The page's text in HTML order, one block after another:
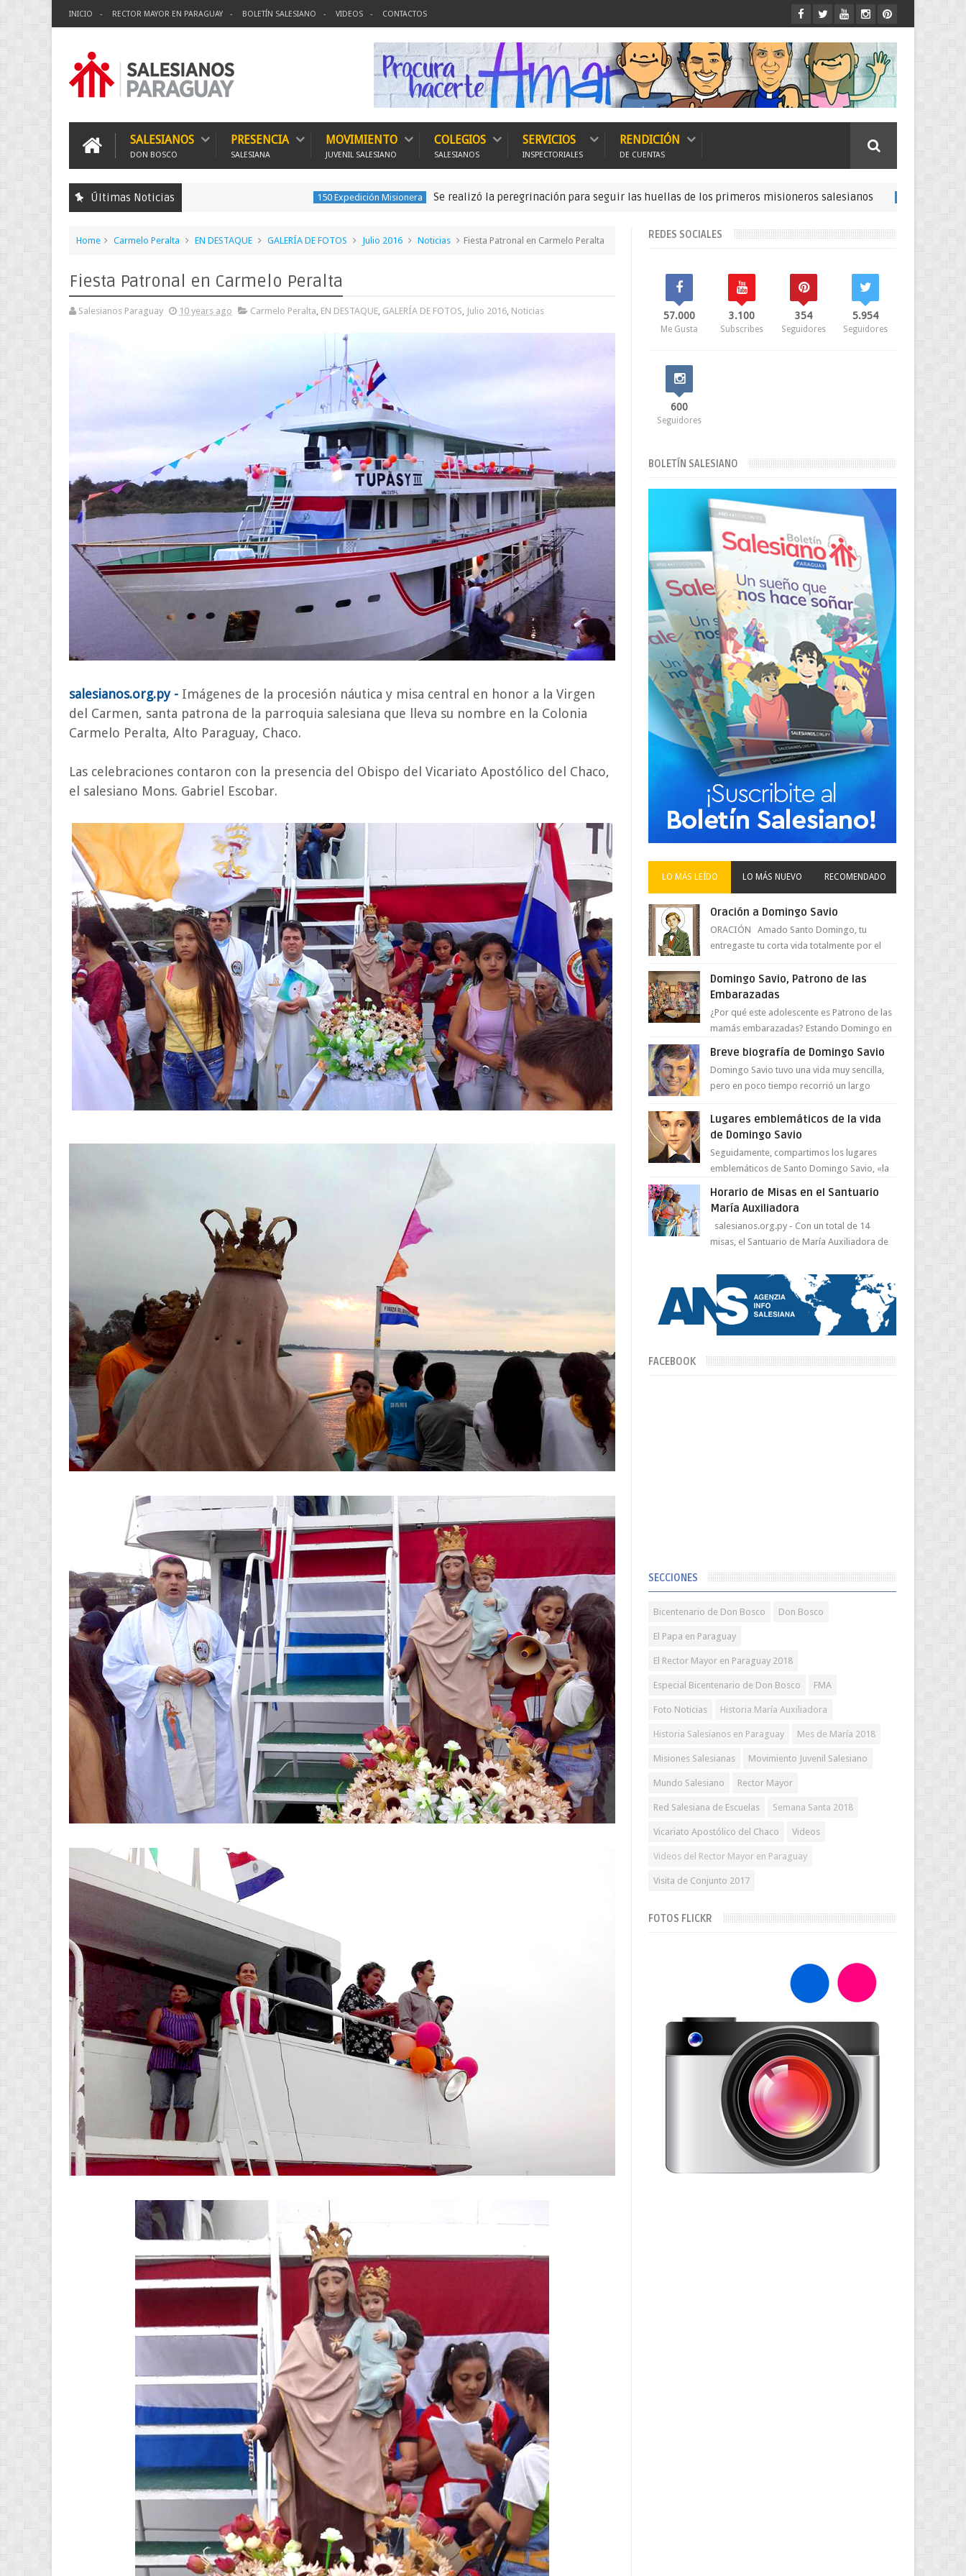
INICIO RECTOR MAYOR EN PARAGUAY BOLETÍN SALESIANO VIDEOS CONTACTOS
SALESIANOS
DON BOSCO
PRESENCIA
SALESIANA
MOVIMIENTO
JUVENIL SALESIANO
COLEGIOS
SALESIANOS
SERVICIOS
INSPECTORIALES
RENDICIÓN
DE CUENTAS
Últimas Noticias 150 Expedición Misionera Se realizó la peregrinación para seguir las huellas de los primeros misioneros salesianos 150 Expedición Misionera
Home Carmelo Peralta EN DESTAQUE GALERÍA DE FOTOS Julio 2016 Noticias Fiesta Patronal en Carmelo Peralta
Fiesta Patronal en Carmelo Peralta
Salesianos Paraguay 10 years ago Carmelo Peralta, EN DESTAQUE, GALERÍA DE FOTOS, Julio 2016, Noticias
salesianos.org.py - Imágenes de la procesión náutica y misa central en honor a la Virgen
del Carmen, santa patrona de la parroquia salesiana que lleva su nombre en la Colonia
Carmelo Peralta, Alto Paraguay, Chaco.
Las celebraciones contaron con la presencia del Obispo del Vicariato Apostólico del Chaco,
el salesiano Mons. Gabriel Escobar.
REDES SOCIALES
57.000
Me Gusta
3.100
Subscribes
354
Seguidores
5.954
Seguidores
600
Seguidores
BOLETÍN SALESIANO
LO MÁS LEÍDO LO MÁS NUEVO RECOMENDADO
Oración a Domingo Savio
ORACIÓN Amado Santo Domingo, tu
entregaste tu corta vida totalmente por el
juventud para ...
Domingo Savio, Patrono de las
Embarazadas
¿Por qué este adolescente es Patrono de las
mamás embarazadas? Estando Domingo en
el Oratorio en Turín, un día le pide a Don
Breve biografía de Domingo Savio
Domingo Savio tuvo una vida muy sencilla,
pero en poco tiempo recorrió un largo
Espíritu Santo y fr...
Lugares emblemáticos de la vida
de Domingo Savio
Seguidamente, compartimos los lugares
emblemáticos de Santo Domingo Savio, «la
Bosco». San Giovann...
Horario de Misas en el Santuario
María Auxiliadora
salesianos.org.py - Con un total de 14
misas, el Santuario de María Auxiliadora de
Santa Patr...
FACEBOOK
SECCIONES
Bicentenario de Don Bosco Don Bosco
El Papa en Paraguay
El Rector Mayor en Paraguay 2018
Especial Bicentenario de Don Bosco FMA
Foto Noticias Historia María Auxiliadora
Historia Salesianos en Paraguay Mes de María 2018
Misiones Salesianas Movimiento Juvenil Salesiano
Mundo Salesiano Rector Mayor
Red Salesiana de Escuelas Semana Santa 2018
Vicariato Apostólico del Chaco Videos
Videos del Rector Mayor en Paraguay
Visita de Conjunto 2017
FOTOS FLICKR